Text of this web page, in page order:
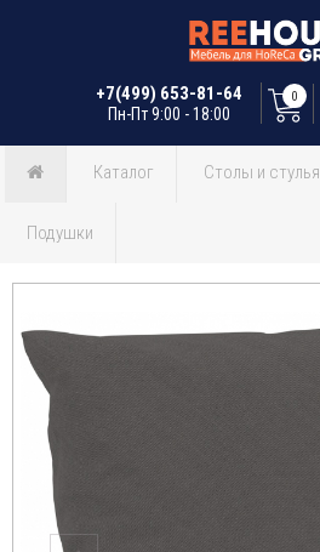
+7(499) 653-81-64
Пн-Пт 9:00 - 18:00
0
Каталог Столы и стулья
Подушки